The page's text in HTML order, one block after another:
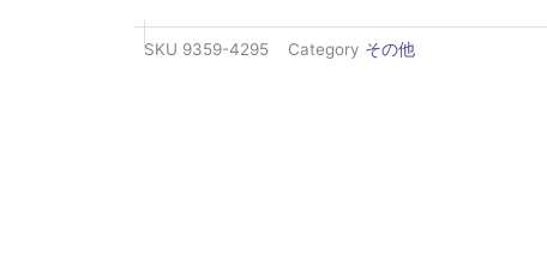
SKU 9359-4295 Category その他